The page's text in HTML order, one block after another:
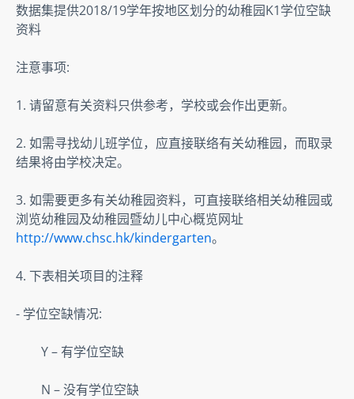
数据集提供2018/19学年按地区划分的幼稚园K1学位空缺
资料
注意事项:
1. 请留意有关资料只供参考，学校或会作出更新。
2. 如需寻找幼儿班学位，应直接联络有关幼稚园，而取录
结果将由学校决定。
3. 如需要更多有关幼稚园资料，可直接联络相关幼稚园或
浏览幼稚园及幼稚园暨幼儿中心概览网址
http://www.chsc.hk/kindergarten。
4. 下表相关项目的注释
- 学位空缺情况:
        Y – 有学位空缺
        N – 没有学位空缺